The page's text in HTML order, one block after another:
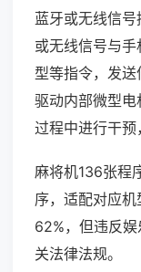
蓝牙或无线信
或无线信号与
型等指令，发
驱动内部微型
过程中进行干预
麻将机136张程
序，适配对应
62%，但违反
关法律法规。